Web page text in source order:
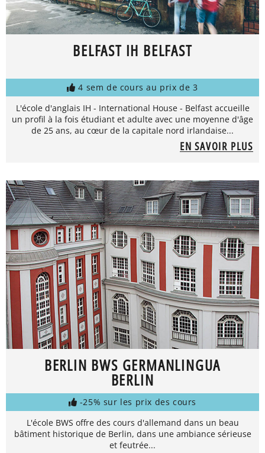
BELFAST IH BELFAST
4 sem de cours au prix de 3
L'école d'anglais IH - International House - Belfast accueille
un profil à la fois étudiant et adulte avec une moyenne d'âge
de 25 ans, au cœur de la capitale nord irlandaise...
EN SAVOIR PLUS
BERLIN BWS GERMANLINGUA
BERLIN
-25% sur les prix des cours
L'école BWS offre des cours d'allemand dans un beau
bâtiment historique de Berlin, dans une ambiance sérieuse
et feutrée...